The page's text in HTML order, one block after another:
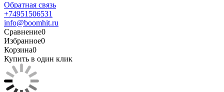
Обратная связь
+74951506531
info@boomhit.ru
Сравнение0
Избранное0
Корзина0
Купить в один клик